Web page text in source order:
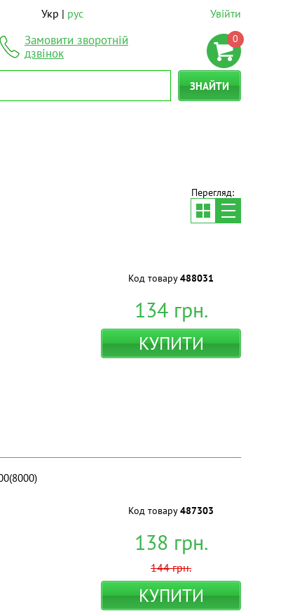
Укр рус Увійти
Замовити зворотній
дзвінок
0
ЗНАЙТИ
Перегляд:
Код товару488031
134грн.
КУПИТИ
Код товару487303
138 грн.
144грн.
КУПИТИ